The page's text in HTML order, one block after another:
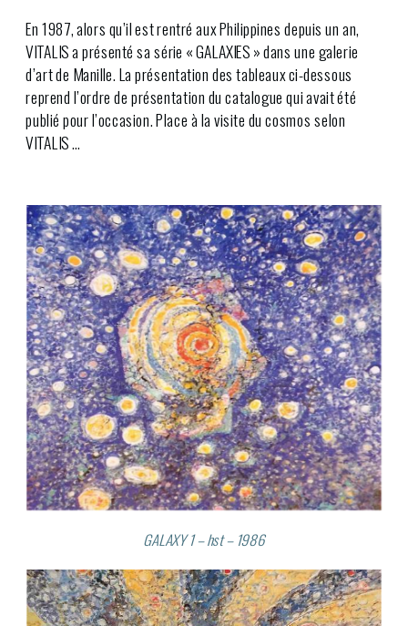
En 1987, alors qu’il est rentré aux Philippines depuis un an,
VITALIS a présenté sa série « GALAXIES » dans une galerie
d’art de Manille. La présentation des tableaux ci-dessous
reprend l’ordre de présentation du catalogue qui avait été
publié pour l’occasion. Place à la visite du cosmos selon
VITALIS …
GALAXY 1 – hst – 1986